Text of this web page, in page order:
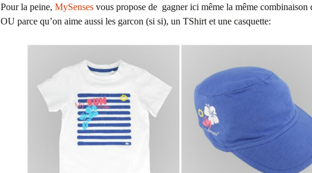
Pour la peine, MySenses vous propose de gagner ici même la même combinaison
OU parce qu’on aime aussi les garcon (si si), un TShirt et une casquette: